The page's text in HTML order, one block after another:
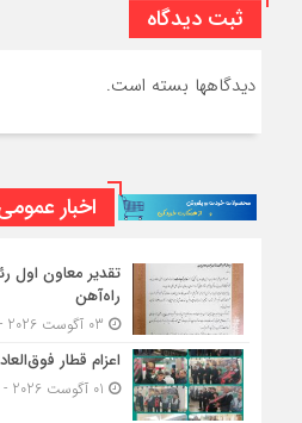
ثبت دیدگاه
دیدگاهها بسته است.
اخبار
تقدیر معاون اول
راه‌آهن
اعزام قطار